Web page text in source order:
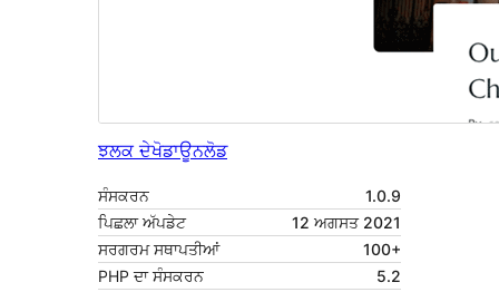
ਝਲਕ ਦੇਖੋਡਾਊਨਲੋਡ
ਸੰਸਕਰਨ
1.0.9
ਪਿਛਲਾ ਅੱਪਡੇਟ
12 ਅਗਸਤ 2021
ਸਰਗਰਮ ਸਥਾਪਤੀਆਂ
100+
PHP ਦਾ ਸੰਸਕਰਨ
5.2